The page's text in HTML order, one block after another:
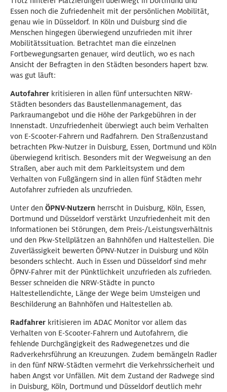
Essen noch die Zufriedenheit mit der persönlichen Mobilität,
genau wie in Düsseldorf. In Köln und Duisburg sind die
Menschen hingegen überwiegend unzufrieden mit ihrer
Mobilitätssituation. Betrachtet man die einzelnen
Fortbewegungsarten genauer, wird deutlich, wo es nach
Ansicht der Befragten in den Städten besonders hapert bzw.
was gut läuft:
Autofahrer kritisieren in allen fünf untersuchten NRW-
Städten besonders das Baustellenmanagement, das
Parkraumangebot und die Höhe der Parkgebühren in der
Innenstadt. Unzufriedenheit überwiegt auch beim Verhalten
von E-Scooter-Fahrern und Radfahrern. Den Straßenzustand
betrachten Pkw-Nutzer in Duisburg, Essen, Dortmund und Köln
überwiegend kritisch. Besonders mit der Wegweisung an den
Straßen, aber auch mit dem Parkleitsystem und dem
Verhalten von Fußgängern sind in allen fünf Städten mehr
Autofahrer zufrieden als unzufrieden.
Unter den ÖPNV-Nutzern herrscht in Duisburg, Köln, Essen,
Dortmund und Düsseldorf verstärkt Unzufriedenheit mit den
Informationen bei Störungen, dem Preis-/Leistungsverhältnis
und den Pkw-Stellplätzen an Bahnhöfen und Haltestellen. Die
Zuverlässigkeit bewerten ÖPNV-Nutzer in Duisburg und Köln
besonders schlecht. Auch in Essen und Düsseldorf sind mehr
ÖPNV-Fahrer mit der Pünktlichkeit unzufrieden als zufrieden.
Besser schneiden die NRW-Städte in puncto
Haltestellendichte, Länge der Wege beim Umsteigen und
Beschilderung an Bahnhöfen und Haltestellen ab.
Radfahrer kritisieren im ADAC Monitor vor allem das
Verhalten von E-Scooter-Fahrern und Autofahrern, die
fehlende Durchgängigkeit des Radwegenetzes und die
Radverkehrsführung an Kreuzungen. Zudem bemängeln Radler
in den fünf NRW-Städten vermehrt die Verkehrssicherheit und
haben Angst vor Unfällen. Mit dem Zustand der Radwege sind
in Duisburg, Köln, Dortmund und Düsseldorf deutlich mehr